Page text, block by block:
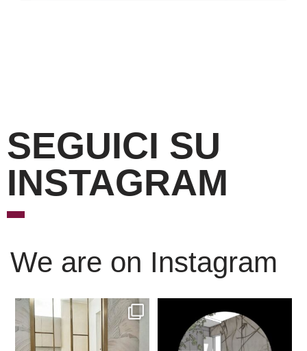
SEGUICI SU
INSTAGRAM
We are on Instagram
Scopri l’eleganza senza
tempo delle porte ...
È ora di andare a dormire..
Niente di meglio di